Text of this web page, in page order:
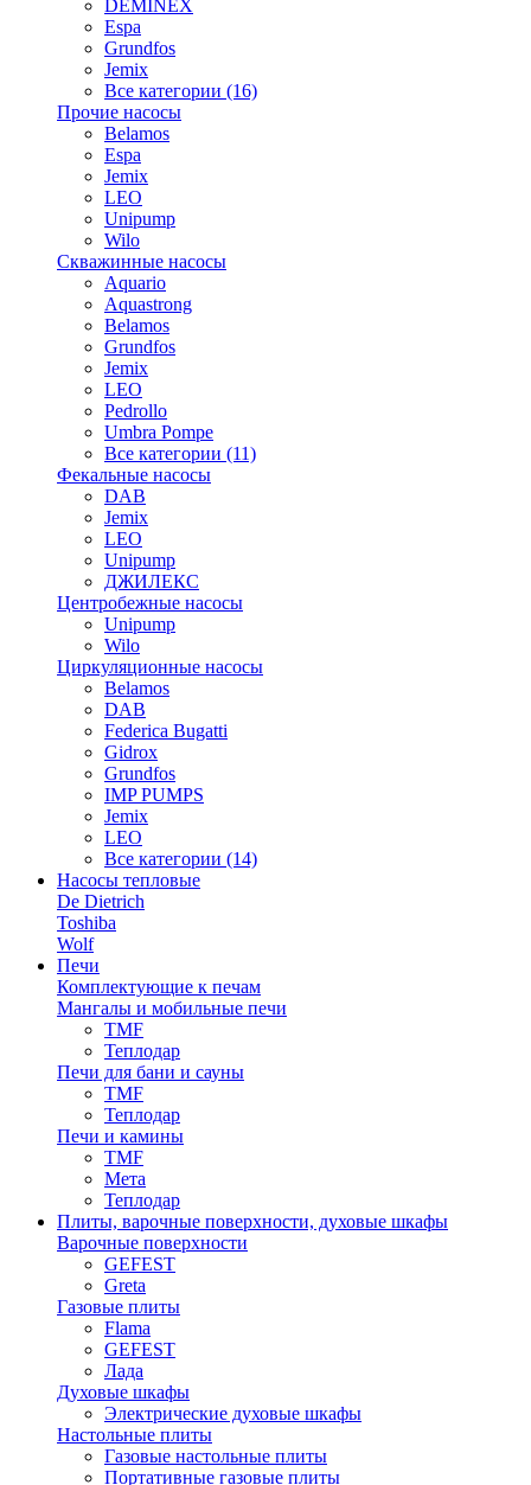
DEMINEX
Espa
Grundfos
Jemix
Все категории (16)
Прочие насосы
Belamos
Espa
Jemix
LEO
Unipump
Wilo
Скважинные насосы
Aquario
Aquastrong
Belamos
Grundfos
Jemix
LEO
Pedrollo
Umbra Pompe
Все категории (11)
Фекальные насосы
DAB
Jemix
LEO
Unipump
ДЖИЛЕКС
Центробежные насосы
Unipump
Wilo
Циркуляционные насосы
Belamos
DAB
Federica Bugatti
Gidrox
Grundfos
IMP PUMPS
Jemix
LEO
Все категории (14)
Насосы тепловые
De Dietrich
Toshiba
Wolf
Печи
Комплектующие к печам
Мангалы и мобильные печи
TMF
Теплодар
Печи для бани и сауны
TMF
Теплодар
Печи и камины
TMF
Мета
Теплодар
Плиты, варочные поверхности, духовые шкафы
Варочные поверхности
GEFEST
Greta
Газовые плиты
Flama
GEFEST
Лада
Духовые шкафы
Электрические духовые шкафы
Настольные плиты
Газовые настольные плиты
Портативные газовые плиты